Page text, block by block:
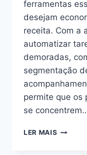
ferramentas
desejam
receita. Com a
automatizar
demoradas,
segmentação
permite que os
se
LER MAIS